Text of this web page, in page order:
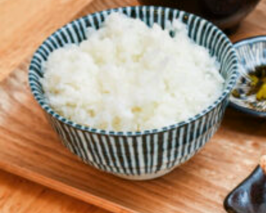
SPECIAL
NEW OPEN
SERIES
CULTURE
ABOUT US
Instagram